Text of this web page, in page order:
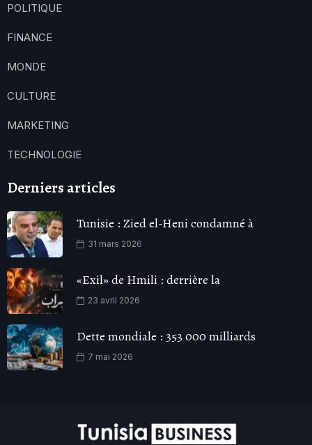
POLITIQUE
FINANCE
MONDE
CULTURE
MARKETING
TECHNOLOGIE
Derniers articles
Tunisie : Zied el-Heni condamné à
31 mars 2026
«Exil» de Hmili : derrière la
23 avril 2026
Dette mondiale : 353 000 milliards
7 mai 2026